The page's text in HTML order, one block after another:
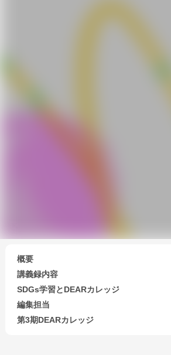
概要
講義録内容
SDGs学習とDEARカレッジ
編集担当
第3期DEARカレッジ